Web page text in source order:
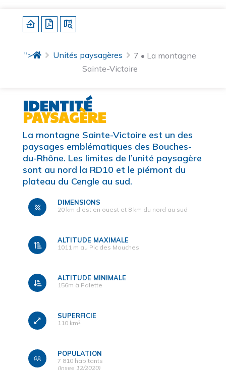
"> Unités paysagères
7 • La montagne
Sainte-Victoire
IDENTITÉ
PAYSAGÈRE
La montagne Sainte-Victoire est un des
paysages emblématiques des Bouches-
du-Rhône. Les limites de l’unité paysagère
sont au nord la RD10 et le piémont du
plateau du Cengle au sud.
DIMENSIONS
20 km d'est en ouest et 8 km du nord au sud
ALTITUDE MAXIMALE
1011 m au Pic des Mouches
ALTITUDE MINIMALE
156m à Palette
SUPERFICIE
110 km²
POPULATION
7 810 habitants
(Insee 12/2020)